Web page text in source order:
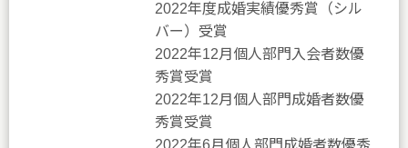
2022年度成婚実績優秀賞（シル
バー）受賞
2022年12月個人部門入会者数優
秀賞受賞
2022年12月個人部門成婚者数優
秀賞受賞